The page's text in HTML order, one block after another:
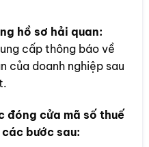
hồ sơ hải quan:
cấp thông báo về
của doanh nghiệp sau
đóng cửa mã số thuế
bước sau: